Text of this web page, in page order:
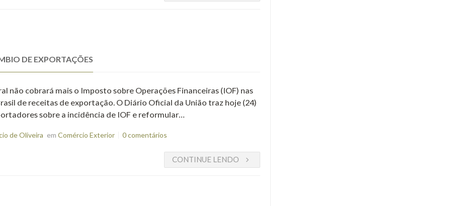
DE EXPORTAÇÕES
não cobrará mais o Imposto sobre Operações Financeiras (IOF) nas
de receitas de exportação. O Diário Oficial da União traz hoje (24)
sobre a incidência de IOF e reformular…
de Oliveira em Comércio Exterior 0 comentários
CONTINUE LENDO